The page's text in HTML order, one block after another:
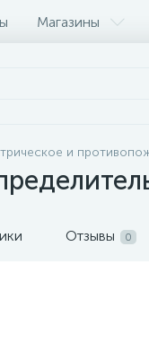
Магазины
и
Отзывы 0